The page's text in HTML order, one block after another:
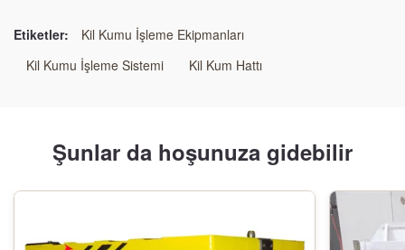
Kaplı kum termal yenilenme sistemi,
Etiketler:
Kil Kumu İşleme Ekipmanları
Kil Kumu İşleme Sistemi
Kil Kum Hattı
Şunlar da hoşunuza gidebilir